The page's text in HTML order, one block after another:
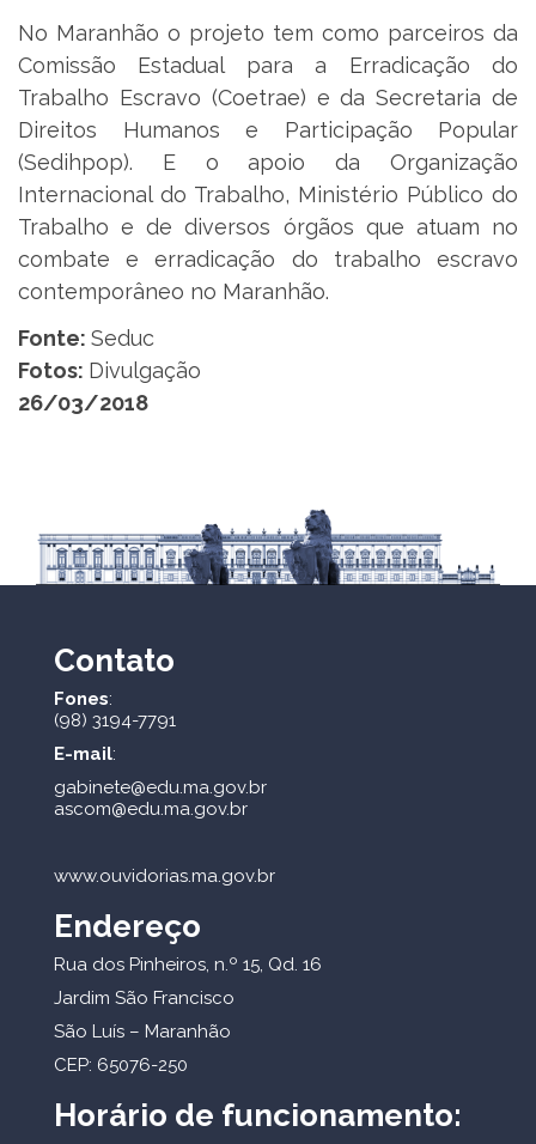
No Maranhão o projeto tem como parceiros da
Comissão Estadual para a Erradicação do
Trabalho Escravo (Coetrae) e da Secretaria de
Direitos Humanos e Participação Popular
(Sedihpop). E o apoio da Organização
Internacional do Trabalho, Ministério Público do
Trabalho e de diversos órgãos que atuam no
combate e erradicação do trabalho escravo
contemporâneo no Maranhão.
Fonte: Seduc
Fotos: Divulgação
26/03/2018
Contato
Fones:
(98) 3194-7791
E-mail:
gabinete@edu.ma.gov.br
ascom@edu.ma.gov.br
www.ouvidorias.ma.gov.br
Endereço
Rua dos Pinheiros, n.º 15, Qd. 16
Jardim São Francisco
São Luís – Maranhão
CEP: 65076-250
Horário de funcionamento: